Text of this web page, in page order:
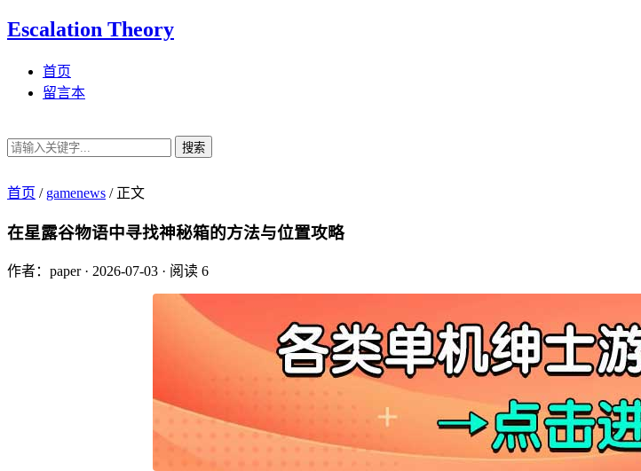
Escalation Theory
首页
留言本
搜索
首页 / gamenews /正文
在星露谷物语中寻找神秘箱的方法与位置攻略
作者：paper· 2026-07-03 · 阅读 6